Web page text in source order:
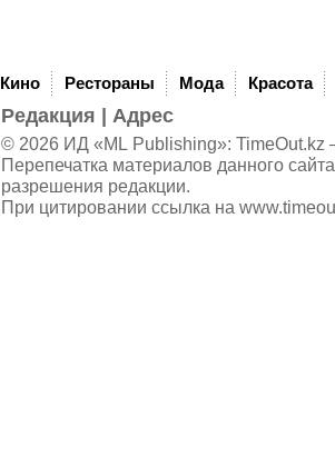
Кино Рестораны Мода Красота
Редакция Адрес
© 2026 ИД «ML Publishing»: TimeOut.kz
Перепечатка материалов данного
разрешения редакции.
При цитировании ссылка на